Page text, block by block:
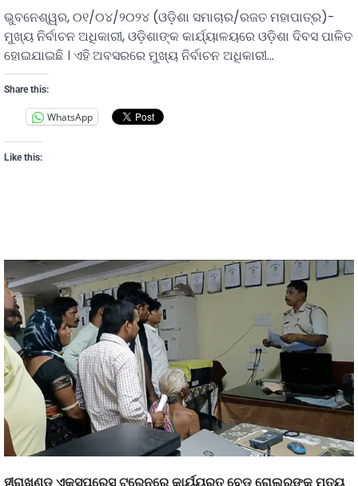
ଭୁବନେଶ୍ୱର, ୦୧/୦୪/୨୦୨୪ (ଓଡ଼ିଶା ସମାଚାର/ରଜତ ମହାପାତ୍ର)-
ମୁଖ୍ୟ ନିର୍ବାଚନ ଅଧିକାରୀ, ଓଡ଼ିଶାଙ୍କ କାର୍ଯ୍ୟାଳୟରେ ଓଡ଼ିଶା ଦିବସ ପାଳିତ
ହୋଇଯାଇଛି । ଏହି ଅବସରରେ ମୁଖ୍ୟ ନିର୍ବାଚନ ଅଧିକାରୀ…
Share this:
WhatsApp
Like this:
ହୀରାଖଣ୍ଡ ଏକ୍ସପ୍ରେସ ଟ୍ରେନରେ କାର୍ୟ୍ୟରତ ବେଡ଼ ରୋଲରଙ୍କ ମୃତ୍ୟୁ